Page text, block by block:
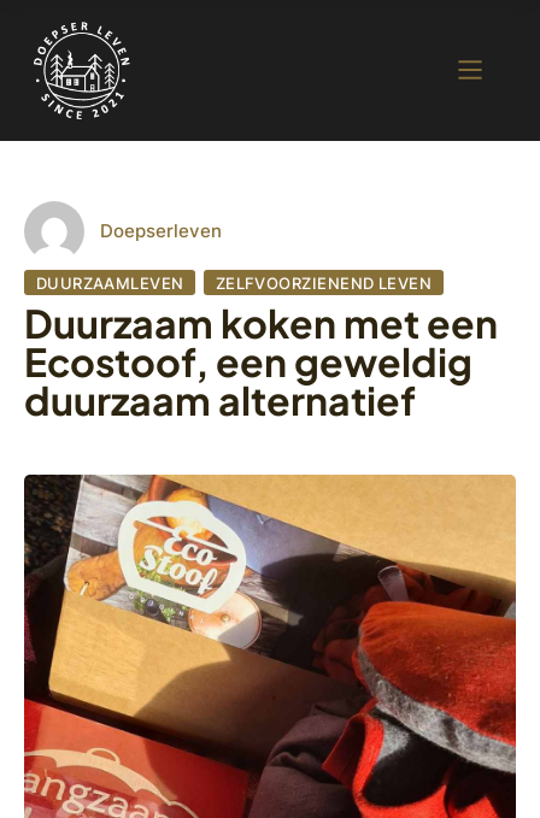
Doepserleven
DUURZAAMLEVEN ZELFVOORZIENEND LEVEN
Duurzaam koken met een
Ecostoof, een geweldig
duurzaam alternatief